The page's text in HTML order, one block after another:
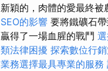
新穎的，肉體的愛最終被
SEO的影響 要將鐵礦石
贏得了一場血腥的戰鬥
類法律困擾 探索數位行
業務選擇最具專業的服務